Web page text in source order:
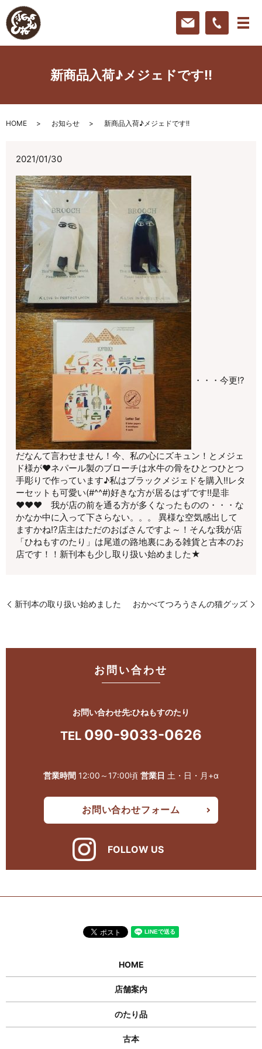
新商品入荷♪メジェドです!!
HOME お知らせ 新商品入荷♪メジェドです!!
2021/01/30
・・・今更!?
だなんて言わせません！今、私の心にズキュン！とメジェ
ド様が♥ネパール製のブローチは水牛の骨をひとつひとつ
手彫りで作っています♪私はブラックメジェドを購入!!レタ
ーセットも可愛い(#^^#)好きな方が居るはずです!!是非
♥♥♥ 我が店の前を通る方が多くなったものの・・・な
かなか中に入って下さらない。。。 異様な空気感出して
ますかね!?店主はただのおばさんですよ～！そんな我が店
「ひねもすのたり」は尾道の路地裏にある雑貨と古本のお
店です！！新刊本も少し取り扱い始めました★
新刊本の取り扱い始めました おかべてつろうさんの猫グッズ
お問い合わせ
お問い合わせ先:ひねもすのたり
TEL 090-9033-0626
営業時間 12:00～17:00頃 営業日 土・日・月+α
お問い合わせフォーム
FOLLOW US
HOME
店舗案内
のたり品
古本